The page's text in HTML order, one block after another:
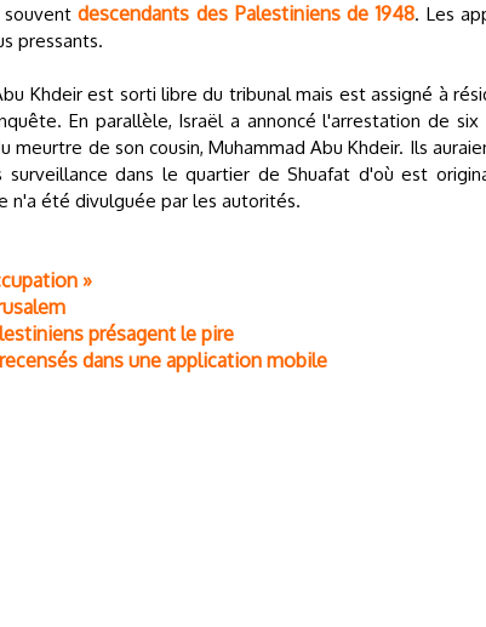
souventdescendants des Palestiniens de 1948. Les
pressants.
Khdeir est sorti libre du tribunal mais est assigné à
En parallèle, Israël a annoncé l'arrestation de six
meurtre de son cousin, Muhammad Abu Khdeir. Ils
dans le quartier de Shuafat d'où est
n'a été divulguée par les autorités.
»
présagent le pire
dans une application mobile